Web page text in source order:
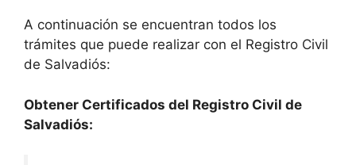
A continuación se encuentran todos los
trámites que puede realizar con el Registro Civil
de Salvadiós:
Obtener Certificados del Registro Civil de
Salvadiós: